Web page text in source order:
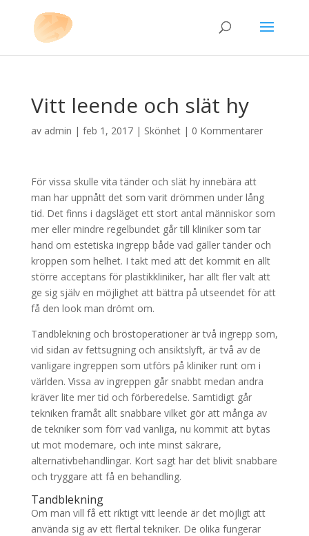
Vitt leende och slät hy
av admin | feb 1, 2017| Skönhet| 0 Kommentarer
För vissa skulle vita tänder och slät hy innebära att
man har uppnått det som varit drömmen under lång
tid. Det finns i dagsläget ett stort antal människor som
mer eller mindre regelbundet går till kliniker som tar
hand om estetiska ingrepp både vad gäller tänder och
kroppen som helhet. I takt med att det kommit en allt
större acceptans för plastikkliniker, har allt fler valt att
ge sig själv en möjlighet att bättra på utseendet för att
få den look man drömt om.
Tandblekning och bröstoperationer är två ingrepp som,
vid sidan av fettsugning och ansiktslyft, är två av de
vanligare ingreppen som utförs på kliniker runt om i
världen. Vissa av ingreppen går snabbt medan andra
kräver lite mer tid och förberedelse. Samtidigt går
tekniken framåt allt snabbare vilket gör att många av
de tekniker som förr vad vanliga, nu kommit att bytas
ut mot modernare, och inte minst säkrare,
alternativbehandlingar. Kort sagt har det blivit snabbare
och tryggare att få en behandling.
Tandblekning
Om man vill få ett riktigt vitt leende är det möjligt att
använda sig av ett flertal tekniker. De olika fungerar